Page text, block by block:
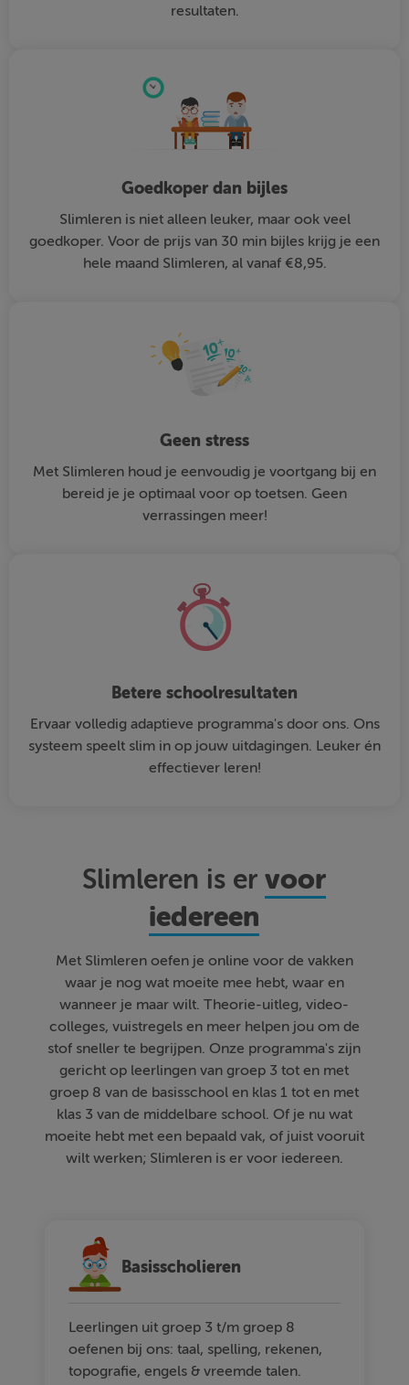
resultaten.
Goedkoper dan bijles
Slimleren is niet alleen leuker, maar ook veel
goedkoper. Voor de prijs van 30 min bijles krijg je een
hele maand Slimleren, al vanaf €8,95.
Geen stress
Met Slimleren houd je eenvoudig je voortgang bij en
bereid je je optimaal voor op toetsen. Geen
verrassingen meer!
Betere schoolresultaten
Ervaar volledig adaptieve programma's door ons. Ons
systeem speelt slim in op jouw uitdagingen. Leuker én
effectiever leren!
Slimleren is ervoor
iedereen
Met Slimleren oefen je online voor de vakken
waar je nog wat moeite mee hebt, waar en
wanneer je maar wilt. Theorie-uitleg, video-
colleges, vuistregels en meer helpen jou om de
stof sneller te begrijpen. Onze programma's zijn
gericht op leerlingen van groep 3 tot en met
groep 8 van de basisschool en klas 1 tot en met
klas 3 van de middelbare school. Of je nu wat
moeite hebt met een bepaald vak, of juist vooruit
wilt werken; Slimleren is er voor iedereen.
Basisscholieren
Leerlingen uit groep 3 t/m groep 8
oefenen bij ons: taal, spelling, rekenen,
topografie, engels & vreemde talen.